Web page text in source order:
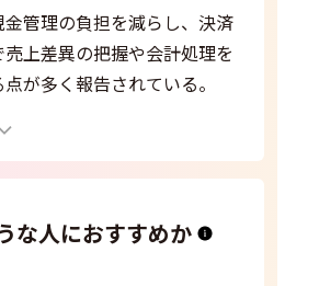
管理の負担を減らし、決済
上差異の把握や会計処理を
が多く報告されている。
な人におすすめか